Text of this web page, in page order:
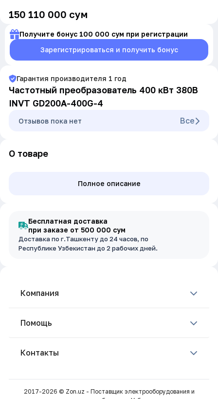
150 110 000 сум
Получите бонус 100 000 сум при регистрации
Зарегистрироваться и получить бонус
Гарантия производителя 1 год
Частотный преобразователь 400 кВт 380В
INVT GD200A-400G-4
Oтзывов пока нет Все
О товаре
Полное описание
Бесплатная доставка
при заказе от 500 000 сум
Доставка по г.Ташкенту до 24 часов, по
Республике Узбекистан до 2 рабочих дней.
Компания
Помощь
Контакты
2017-2026 © Zon.uz - Поставщик электрооборудования и